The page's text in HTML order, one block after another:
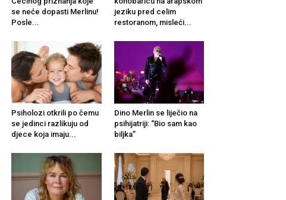
se neće dopasti Merlinu!
Posle...
jeziku pred celim
restoranom, misleći...
Psiholozi otkrili po čemu
se jedinci razlikuju od
djece koja imaju...
Dino Merlin se liječio na
psihijatriji: “Bio sam kao
biljka”